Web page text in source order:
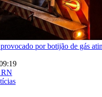
por botijão de gás